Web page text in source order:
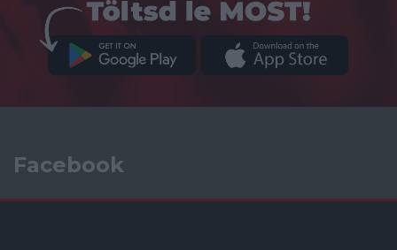
Facebook